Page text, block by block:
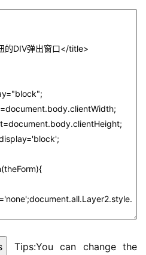
Tips:You can change the